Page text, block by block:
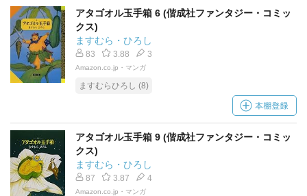
アタゴオル玉手箱 6 (偕成社ファンタジー・コミッ
クス)
ますむら・ひろし
83 3.88 3
Amazon.co.jp・マンガ
ますむらひろし (8)
アタゴオル玉手箱 9 (偕成社ファンタジー・コミッ
クス)
ますむら・ひろし
87 3.87 4
Amazon.co.jp・マンガ